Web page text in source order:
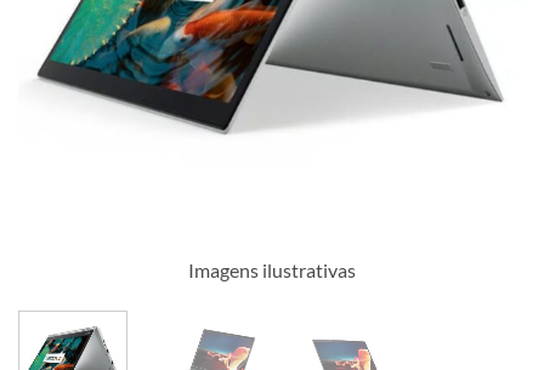
Imagens ilustrativas